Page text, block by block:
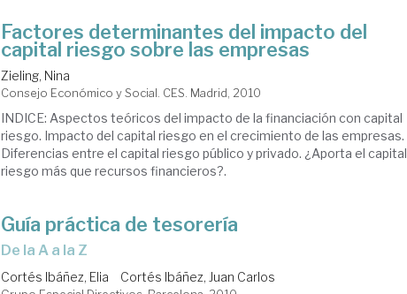
Factores determinantes del impacto del
capital riesgo sobre las empresas
Zieling, Nina
Consejo Económico y Social. CES. Madrid, 2010
INDICE: Aspectos teóricos del impacto de la financiación con capital
riesgo. Impacto del capital riesgo en el crecimiento de las empresas.
Diferencias entre el capital riesgo público y privado. ¿Aporta el capital
riesgo más que recursos financieros?.
Guía práctica de tesorería
de la A a la Z
Cortés Ibáñez, Elia Cortés Ibáñez, Juan Carlos